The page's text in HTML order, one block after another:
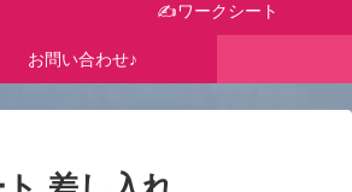
✍ワークシート
お問い合わせ♪